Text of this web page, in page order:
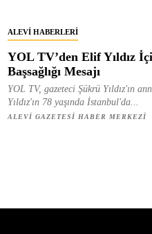
ALEVI HABERLERI
YOL TV’den Elif Yıldız
Başsağlığı Mesajı
YOL TV, gazeteci Şükrü Yıldız'ın
Yıldız'ın 78 yaşında İstanbul'da...
ALEVI GAZETESI HABER MERKEZI